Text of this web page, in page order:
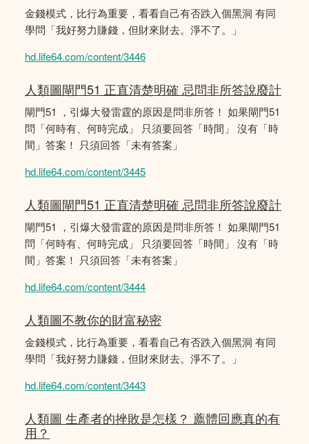
金錢模式，比行為重要，看看自己有否跌入個黑洞 有同
學問「我好努力賺錢，但財來財去。淨不了。」
hd.life64.com/content/3446
人類圖閘門51 正直清楚明確 忌問非所答說廢計
閘門51 ，引爆大發雷霆的原因是問非所答！ 如果閘門51
問「何時有、何時完成」 只須要回答「時間」 沒有「時
間」答案！ 只須回答「未有答案」
hd.life64.com/content/3445
人類圖閘門51 正直清楚明確 忌問非所答說廢計
閘門51 ，引爆大發雷霆的原因是問非所答！ 如果閘門51
問「何時有、何時完成」 只須要回答「時間」 沒有「時
間」答案！ 只須回答「未有答案」
hd.life64.com/content/3444
人類圖不教你的財富秘密
金錢模式，比行為重要，看看自己有否跌入個黑洞 有同
學問「我好努力賺錢，但財來財去。淨不了。」
hd.life64.com/content/3443
人類圖 生產者的挫敗是怎樣？ 薦體回應真的有
用？